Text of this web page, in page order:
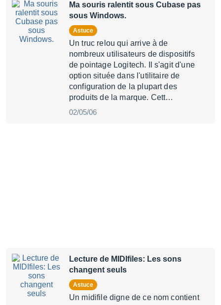
Ma souris ralentit sous Cubase pas
sous Windows.
Astuce
Un truc relou qui arrive à de
nombreux utilisateurs de dispositifs
de pointage Logitech. Il s'agit d'une
option située dans l'utilitaire de
configuration de la plupart des
produits de la marque. Cett…
02/05/06
Lecture de MIDIfiles: Les sons
changent seuls
Astuce
Un midifile digne de ce nom contient